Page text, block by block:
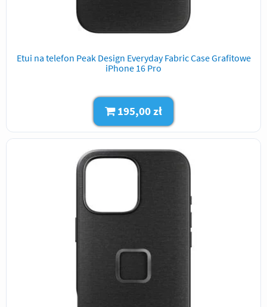
Etui na telefon Peak Design Everyday Fabric Case Grafitowe
iPhone 16 Pro
195,00 zł